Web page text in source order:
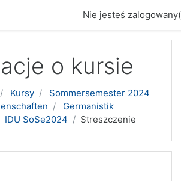
Nie jesteś
o kursie
Kursy
Sommersemester 2024
Germanistik
IDU SoSe2024 Streszczenie